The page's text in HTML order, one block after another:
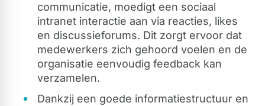
communicatie, moedigt een sociaal
intranet interactie aan via reacties, likes
en discussieforums. Dit zorgt ervoor dat
medewerkers zich gehoord voelen en de
organisatie eenvoudig feedback kan
verzamelen.
Dankzij een goede informatiestructuur en